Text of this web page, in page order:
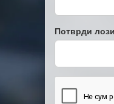
Потврди